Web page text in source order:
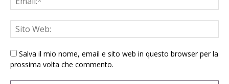
Salva il mio nome, email e sito web in questo browser per la
prossima volta che commento.